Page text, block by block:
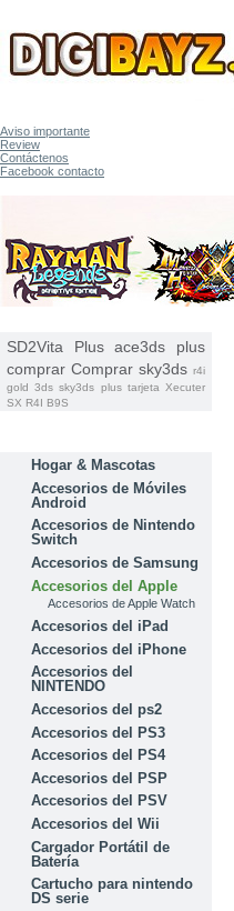
Aviso importante
Review
Contáctenos
Facebook contacto
SD2Vita Plus ace3ds plus
comprar Comprar sky3ds r4i
gold 3ds sky3ds plus tarjeta Xecuter
SX R4I B9S
Hogar & Mascotas
Accesorios de Móviles
Android
Accesorios de Nintendo
Switch
Accesorios de Samsung
Accesorios del Apple
Accesorios de Apple Watch
Accesorios del iPad
Accesorios del iPhone
Accesorios del
NINTENDO
Accesorios del ps2
Accesorios del PS3
Accesorios del PS4
Accesorios del PSP
Accesorios del PSV
Accesorios del Wii
Cargador Portátil de
Batería
Cartucho para nintendo
DS serie